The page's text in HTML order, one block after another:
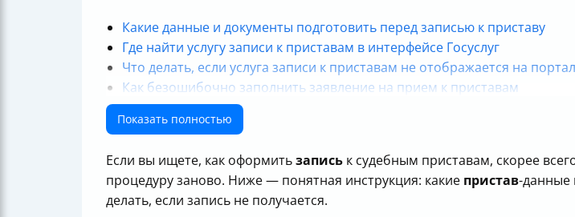
Какие данные и документы подготовить перед записью к приставу
Где найти услугу записи к приставам в интерфейсе Госуслуг
Что делать, если услуга записи к приставам не отображается на
Как безошибочно заполнить заявление на прием к приставам
Какие причины обращения к ФССП следует выбирать при заполнении
Что делать, если вашей ситуации нет в выпадающем списке причин
Какие документы нужно прикрепить к заявлению на прием к
Что нужно проверить перед отправкой заявления на запись к
Как найти нужное подразделение судебных приставов для записи на
Показать полностью
Если вы ищете, как оформитьзапись к судебным приставам, скорее
процедуру заново. Ниже — понятная инструкция: какие пристав-данные
делать, если запись не получается.